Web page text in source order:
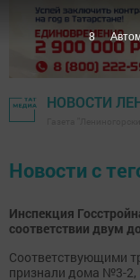
НОВОСТИ
Новости с
Инспекция
соответствии двум
Соответствующими
признали дома №3-
8